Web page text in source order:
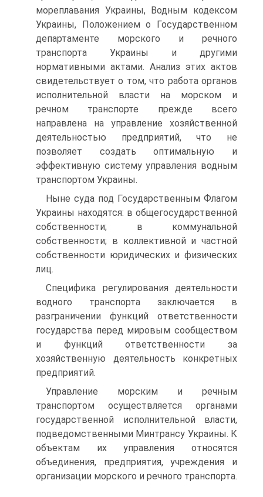
мореплавания Украины, Водным кодексом
Украины, Положением о Государственном
департаменте морского и речного
транспорта Украины и другими
нормативными актами. Анализ этих актов
свидетельствует о том, что работа органов
исполнительной власти на морском и
речном транспорте прежде всего
направлена на управление хозяйственной
деятельностью предприятий, что не
позволяет создать оптимальную и
эффективную систему управления водным
транспортом Украины.
Ныне суда под Государственным Флагом
Украины находятся: в общегосударственной
собственности; в коммунальной
собственности; в коллективной и частной
собственности юридических и физических
лиц.
Специфика регулирования деятельности
водного транспорта заключается в
разграничении функций ответственности
государства перед мировым сообществом
и функций ответственности за
хозяйственную деятельность конкретных
предприятий.
Управление морским и речным
транспортом осуществляется органами
государственной исполнительной власти,
подведомственными Минтрансу Украины. К
объектам их управления относятся
объединения, предприятия, учреждения и
организации морского и речного транспорта.